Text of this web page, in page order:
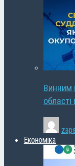
Винним
Економіка